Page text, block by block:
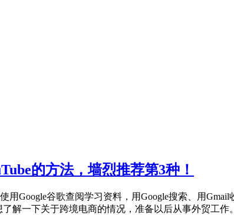
的方法，墙烈推荐第3种！
Google谷歌查阅学习资料，用Google搜索、用Gmail
解一下关于跨境电商的情况，准备以后从事外贸工作。